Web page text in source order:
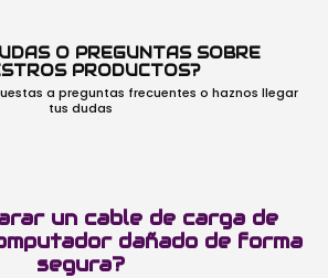
O PREGUNTAS SOBRE
PRODUCTOS?
a preguntas frecuentes o haznos llegar
tus dudas
un cable de carga de
dañado de forma
segura?